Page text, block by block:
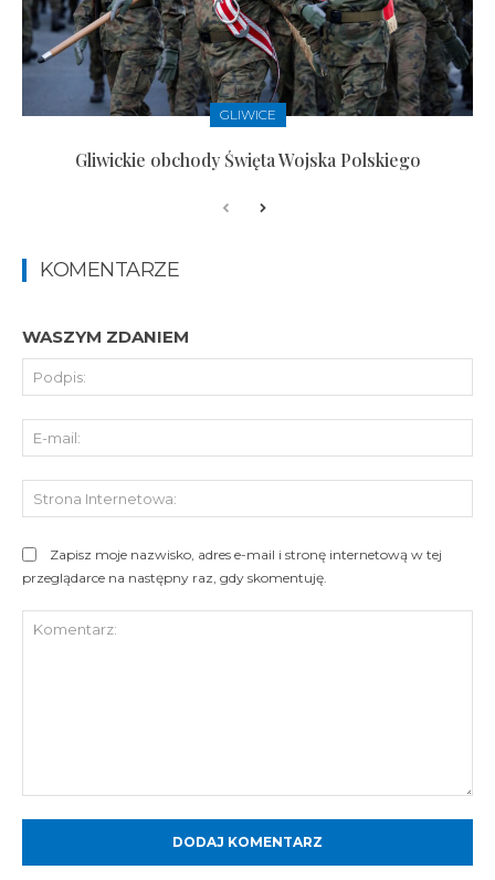
GLIWICE
Gliwickie obchody Święta Wojska Polskiego
KOMENTARZE
WASZYM ZDANIEM
Zapisz moje nazwisko, adres e-mail i stronę internetową w tej
przeglądarce na następny raz, gdy skomentuję.